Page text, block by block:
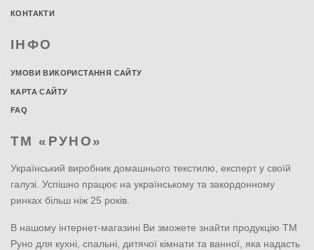
КОНТАКТИ
ІНФО
УМОВИ ВИКОРИСТАННЯ САЙТУ
КАРТА САЙТУ
FAQ
ТМ «РУНО»
Український виробник домашнього текстилю, експерт у своїй
галузі. Успішно працює на українському та закордонному
ринках більш ніж 25 років.
В нашому інтернет-магазині Ви зможете знайти продукцію ТМ
Руно для кухні, спальні, дитячої кімнати та ванної, яка надасть